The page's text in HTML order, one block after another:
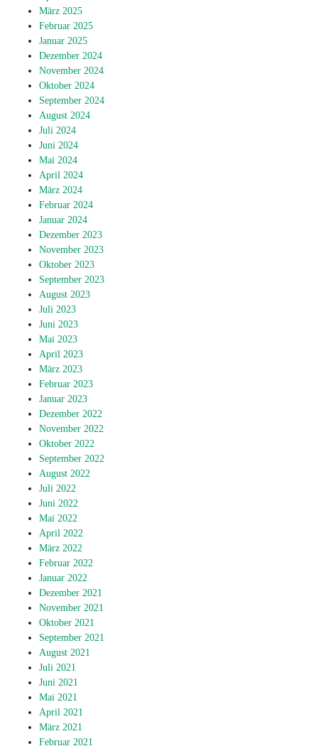
März 2025
Februar 2025
Januar 2025
Dezember 2024
November 2024
Oktober 2024
September 2024
August 2024
Juli 2024
Juni 2024
Mai 2024
April 2024
März 2024
Februar 2024
Januar 2024
Dezember 2023
November 2023
Oktober 2023
September 2023
August 2023
Juli 2023
Juni 2023
Mai 2023
April 2023
März 2023
Februar 2023
Januar 2023
Dezember 2022
November 2022
Oktober 2022
September 2022
August 2022
Juli 2022
Juni 2022
Mai 2022
April 2022
März 2022
Februar 2022
Januar 2022
Dezember 2021
November 2021
Oktober 2021
September 2021
August 2021
Juli 2021
Juni 2021
Mai 2021
April 2021
März 2021
Februar 2021